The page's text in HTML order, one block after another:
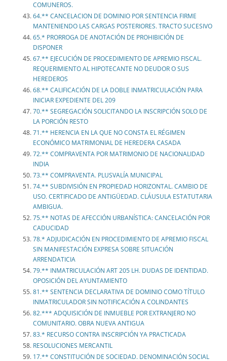
COMUNEROS.
64.** CANCELACION DE DOMINIO POR SENTENCIA FIRME
MANTENIENDO LAS CARGAS POSTERIORES. TRACTO SUCESIVO
65.* PRORROGA DE ANOTACIÓN DE PROHIBICIÓN DE
DISPONER
67.** EJECUCIÓN DE PROCEDIMIENTO DE APREMIO FISCAL.
REQUERIMIENTO AL HIPOTECANTE NO DEUDOR O SUS
HEREDEROS
68.** CALIFICACIÓN DE LA DOBLE INMATRICULACIÓN PARA
INICIAR EXPEDIENTE DEL 209
70.** SEGREGACIÓN SOLICITANDO LA INSCRIPCIÓN SOLO DE
LA PORCIÓN RESTO
71.** HERENCIA EN LA QUE NO CONSTA EL RÉGIMEN
ECONÓMICO MATRIMONIAL DE HEREDERA CASADA
72.** COMPRAVENTA POR MATRIMONIO DE NACIONALIDAD
INDIA
73.** COMPRAVENTA. PLUSVALÍA MUNICIPAL
74.** SUBDIVISIÓN EN PROPIEDAD HORIZONTAL. CAMBIO DE
USO. CERTIFICADO DE ANTIGÜEDAD. CLÁUSULA ESTATUTARIA
AMBIGUA.
75.** NOTAS DE AFECCIÓN URBANÍSTICA: CANCELACIÓN POR
CADUCIDAD
78.* ADJUDICACIÓN EN PROCEDIMIENTO DE APREMIO FISCAL
SIN MANIFESTACIÓN EXPRESA SOBRE SITUACIÓN
ARRENDATICIA
79.** INMATRICULACIÓN ART 205 LH. DUDAS DE IDENTIDAD.
OPOSICIÓN DEL AYUNTAMIENTO
81.** SENTENCIA DECLARATIVA DE DOMINIO COMO TÍTULO
INMATRICULADOR SIN NOTIFICACIÓN A COLINDANTES
82.*** ADQUISICIÓN DE INMUEBLE POR EXTRANJERO NO
COMUNITARIO. OBRA NUEVA ANTIGUA
83.* RECURSO CONTRA INSCRIPCIÓN YA PRACTICADA
RESOLUCIONES MERCANTIL
17.** CONSTITUCIÓN DE SOCIEDAD. DENOMINACIÓN SOCIAL